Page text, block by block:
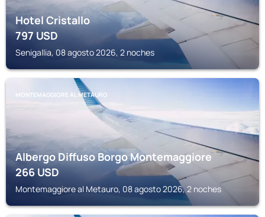
Hotel Cristallo
797USD
Senigallia, 08 agosto 2026, 2 noches
MONTEMAGGIORE AL METAURO
Albergo Diffuso Borgo Montemaggiore
266USD
Montemaggiore al Metauro, 08 agosto 2026, 2 noches